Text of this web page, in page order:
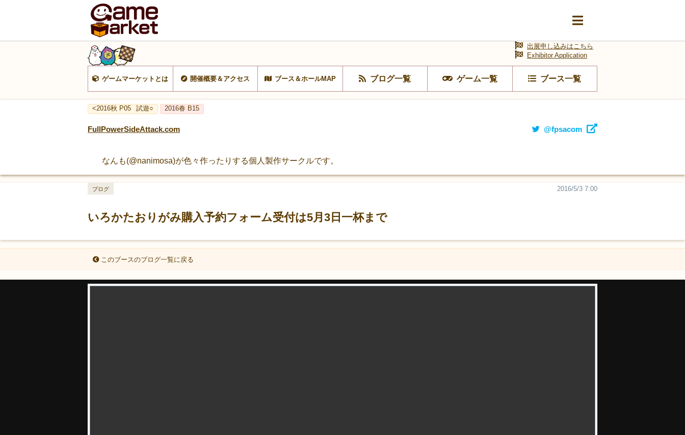
ゲームマーケットとは 開催概要＆アクセス ブース＆ホールMAP ブログ一覧 ゲーム一覧 ブース一覧
出展申し込みはこちら
Exhibitor Application
<2016秋 P05 試遊○ 2016春 B15
FullPowerSideAttack.com @fpsacom
なんも(@nanimosa)が色々作ったりする個人製作サークルです。
いろかたおりがみ購入予約フォーム受付は5月3日一杯まで
2016/5/3 7:00
ブログ
このブースのブログ一覧に戻る